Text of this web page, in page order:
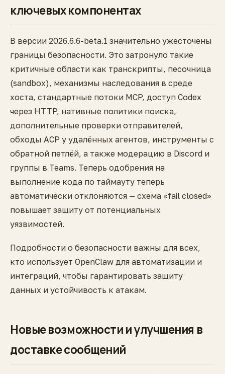
ключевых компонентах
В версии 2026.6.6-beta.1 значительно ужесточены
границы безопасности. Это затронуло такие
критичные области как транскрипты, песочница
(sandbox), механизмы наследования в среде
хоста, стандартные потоки MCP, доступ Codex
через HTTP, нативные политики поиска,
дополнительные проверки отправителей,
обходы ACP у удалённых агентов, инструменты с
обратной петлёй, а также модерацию в Discord и
группы в Teams. Теперь одобрения на
выполнение кода по таймауту теперь
автоматически отклоняются — схема «fail closed»
повышает защиту от потенциальных
уязвимостей.
Подробности о безопасности важны для всех,
кто использует OpenClaw для автоматизации и
интеграций, чтобы гарантировать защиту
данных и устойчивость к атакам.
Новые возможности и улучшения в
доставке сообщений